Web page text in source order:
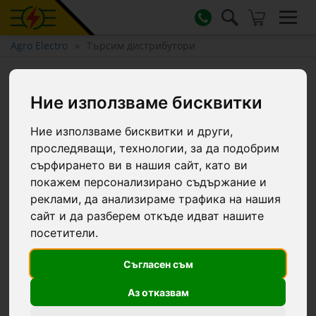
Ние използваме бисквитки
Ние използваме бисквитки и други,
проследяващи, технологии, за да подобрим
сърфирането ви в нашия сайт, като ви
покажем персонализирано съдържание и
реклами, да анализираме трафика на нашия
сайт и да разберем откъде идват нашите
посетители.
Съгласен съм
Аз отказвам
Agro Electro Търсим дистрибутори
Ако сте собственик на магазин, който иска да
разшири продуктовата си гама с оборудване и
аксесоари за електропастири (електрически
огради) и зоотехнически продукти, ние сме на
ваше разположение.